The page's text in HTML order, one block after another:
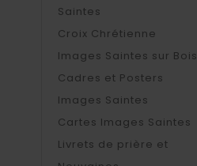
Saintes
Croix Chrétienne
Images Saintes sur Bois
Cadres et Posters
Images Saintes
Cartes Images Saintes
Livrets de prière et